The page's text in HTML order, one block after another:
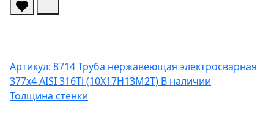
Артикул: 8714Труба нержавеющая электросварная
377х4 AISI 316Ti (10Х17Н13М2Т) В наличии
Толщина стенки